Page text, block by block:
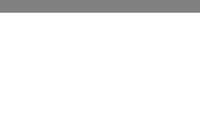
vertreten